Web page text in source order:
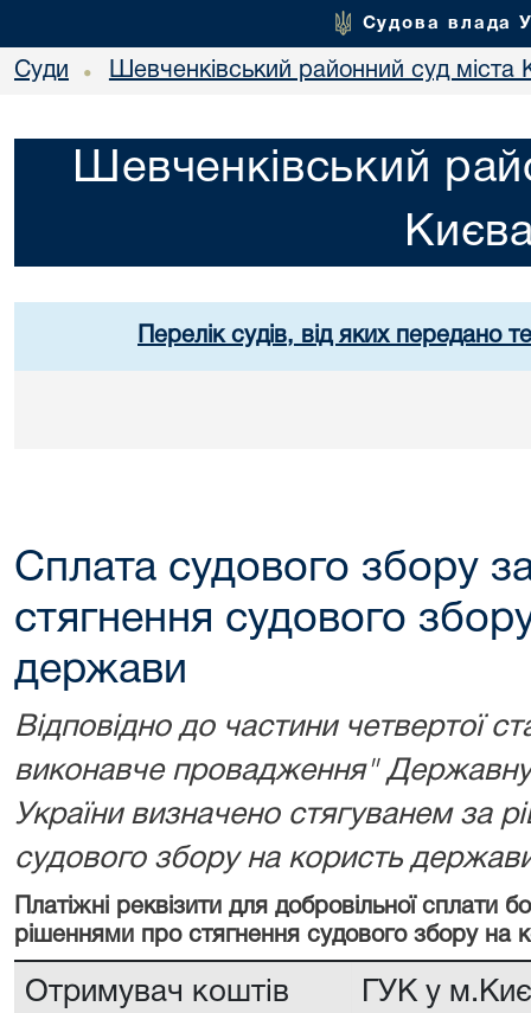
Судова влада
Суди • Шевченківський районний суд міста
Шевченківський
Перелік судів, від яких передано
Сплата судового збору
стягнення судового
держави
Відповідно до частини четвертої
виконавче провадження" Державну
України визначено стягуванем за
судового збору на користь
Платіжні реквізити для добровільної
рішеннями про стягнення судового збору на
Отримувач коштів ГУК у